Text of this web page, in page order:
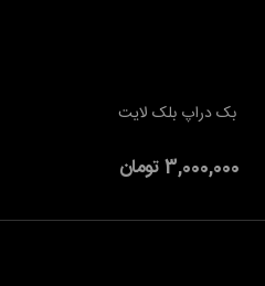
به سبد خرید
بک دراپ بلک لایت
3,000,000 تومان